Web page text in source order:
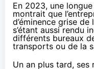
En 2023, une
montrait que
d’éminence grise
s’étant aussi rendu
différents bureaux
transports ou de la
Un an plus tard,